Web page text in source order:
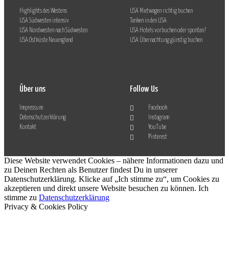
Highlights des Westens
USA Südwesten intensiv
USA Nordwesten nach Südwesten
USA Ostküste Neuengland
USA Mietwagen richtig buchen
Tanken in den USA
USA Hotels vorbuchen oder spontan?
USA Übernachtung günstig buchen
Über uns
Impressum
Datenschutzerklärung
Kontakt
Follow Us
Facebook
Instagram
YouTube
Pinterest
Diese Website verwendet Cookies – nähere Informationen dazu und
zu Deinen Rechten als Benutzer findest Du in unserer
Datenschutzerklärung. Klicke auf „Ich stimme zu“, um Cookies zu
akzeptieren und direkt unsere Website besuchen zu können. Ich
stimme zu Datenschutzerklärung
Privacy & Cookies Policy